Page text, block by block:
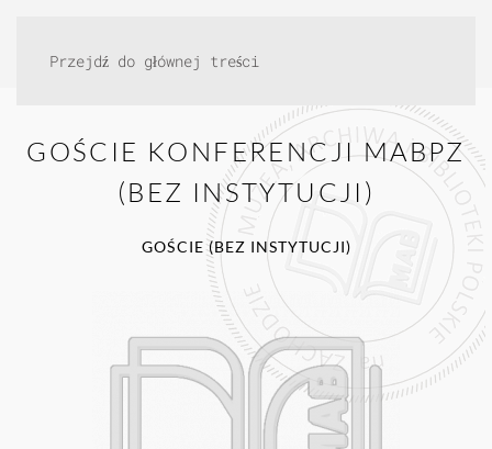
Przejdź do głównej treści
GOŚCIE KONFERENCJI MABPZ
(BEZ INSTYTUCJI)
GOŚCIE (BEZ INSTYTUCJI)